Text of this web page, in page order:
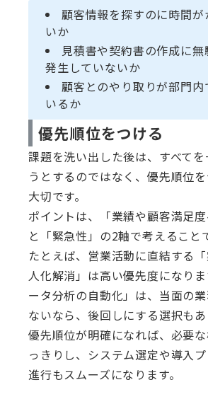
顧客情報を探すのに時間が
いか
見積書や契約書の作成に
発生していないか
顧客とのやり取りが部門内
いるか
優先順位をつける
課題を洗い出した後は、すべて
うとするのではなく、優先順位
大切です。
ポイントは、「業績や顧客満足度
と「緊急性」の2軸で考えること
たとえば、営業活動に直結する
人化解消」は高い優先度になり
ータ分析の自動化」は、当面の
ないなら、後回しにする選択もあ
優先順位が明確になれば、必要
っきりし、システム選定や導入
進行もスムーズになります。